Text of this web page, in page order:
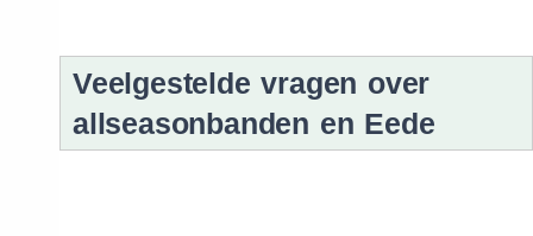
Veelgestelde vragen over
allseasonbanden en Eede